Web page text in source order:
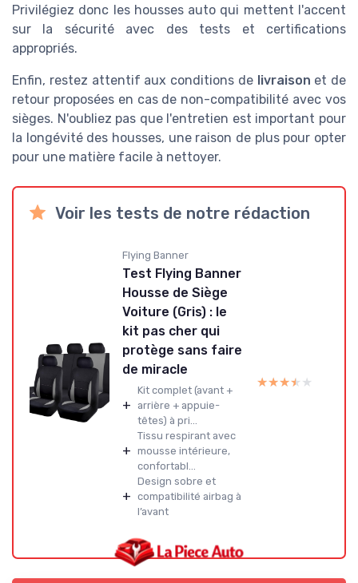
Privilégiez donc les housses auto qui mettent l'accent
sur la sécurité avec des tests et certifications
appropriés.
Enfin, restez attentif aux conditions de livraison et de
retour proposées en cas de non-compatibilité avec vos
sièges. N'oubliez pas que l'entretien est important pour
la longévité des housses, une raison de plus pour opter
pour une matière facile à nettoyer.
Voir les tests de notre rédaction
Flying Banner
Test Flying Banner
Housse de Siège
Voiture (Gris) : le
kit pas cher qui
protège sans faire
de miracle
+
Kit complet (avant +
arrière + appuie-
têtes) à pri...
+
Tissu respirant avec
mousse intérieure,
confortabl...
+
Design sobre et
compatibilité airbag à
l’avant
★★★★★
★★★★★